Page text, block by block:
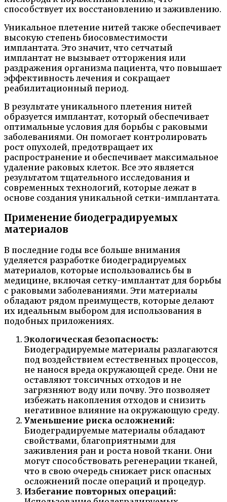
способствует их восстановлению и заживлению.
Уникальное плетение нитей также обеспечивает
высокую степень биосовместимости
имплантата. Это значит, что сетчатый
имплантат не вызывает отторжения или
раздражения организма пациента, что повышает
эффективность лечения и сокращает
реабилитационный период.
В результате уникального плетения нитей
образуется имплантат, который обеспечивает
оптимальные условия для борьбы с раковыми
заболеваниями. Он помогает контролировать
рост опухолей, предотвращает их
распространение и обеспечивает максимальное
удаление раковых клеток. Все это является
результатом тщательного исследования и
современных технологий, которые лежат в
основе создания уникальной сетки-имплантата.
Применение биодеградируемых
материалов
В последние годы все больше внимания
уделяется разработке биодеградируемых
материалов, которые использовались бы в
медицине, включая сетку-имплантат для борьбы
с раковыми заболеваниями. Эти материалы
обладают рядом преимуществ, которые делают
их идеальным выбором для использования в
подобных приложениях.
Экологическая безопасность:
Биодеградируемые материалы разлагаются
под воздействием естественных процессов,
не нанося вреда окружающей среде. Они не
оставляют токсичных отходов и не
загрязняют воду или почву. Это позволяет
избежать накопления отходов и снизить
негативное влияние на окружающую среду.
Уменьшение риска осложнений:
Биодеградируемые материалы обладают
свойствами, благоприятными для
заживления ран и роста новой ткани. Они
могут способствовать регенерации тканей,
что в свою очередь снижает риск опасных
осложнений после операций и процедур.
Избегание повторных операций: